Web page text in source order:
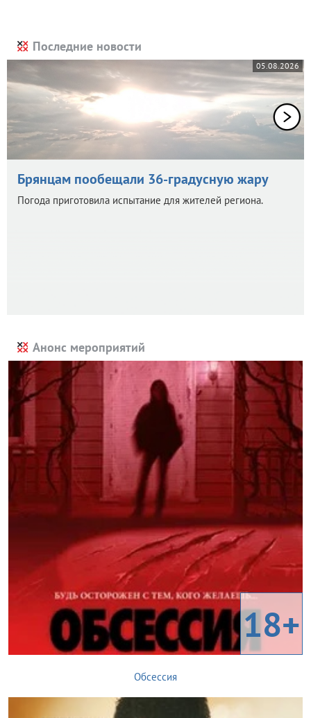
Последние новости
05.08.2026
Брянцам пообещали 36-градусную жару
Погода приготовила испытание для жителей региона.
Анонс мероприятий
18+
Обсессия